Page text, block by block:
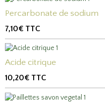
Percarbonate de sodium
7,10€ TTC
Acide citrique
10,20€ TTC